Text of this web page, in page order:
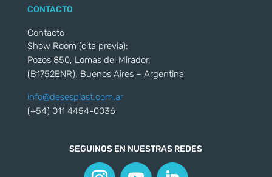
CONTACTO
Contacto
Show Room (cita previa):
Pozos 850, Lomas del Mirador,
(B1752ENR), Buenos Aires – Argentina
info@desesplast.com.ar
(+54) 011 4454-0036
SEGUINOS EN NUESTRAS REDES